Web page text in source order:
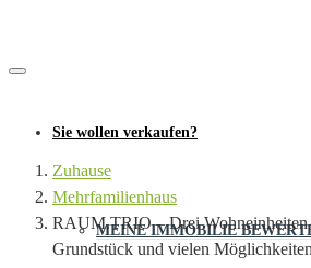
Sie wollen verkaufen?
MEINE IMMOBILIE
Zuhause
Mehrfamilienhaus
RAUM.TRIO – Drei Wohneinheiten
Grundstück und vielen